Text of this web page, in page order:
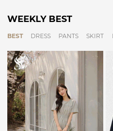
WEEKLY BEST
BEST DRESS PANTS SKIRT